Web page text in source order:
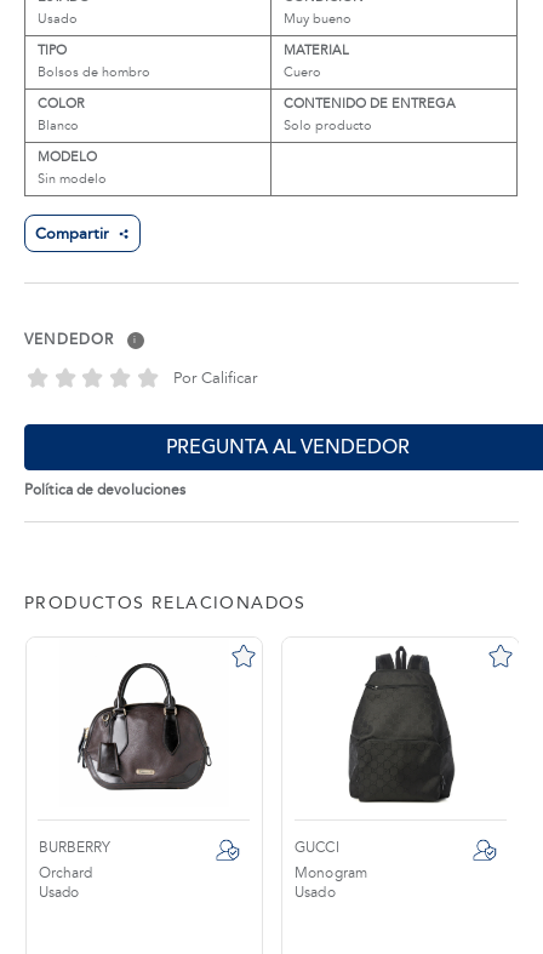
Usado
Muy bueno
TIPO
Bolsos de hombro
MATERIAL
Cuero
COLOR
Blanco
CONTENIDO DE ENTREGA
Solo producto
MODELO
Sin modelo
Compartir
VENDEDOR i
Por Calificar
PREGUNTA AL VENDEDOR
Política de devoluciones
PRODUCTOS RELACIONADOS
GUCCI
Monogram
Usado
ERMENEGILDO ZEGNA
Usado